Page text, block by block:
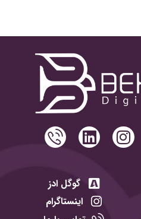
گوگل ادز
اینستاگرام